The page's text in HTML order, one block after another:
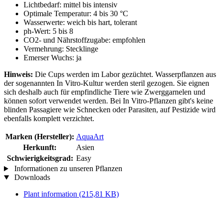
Lichtbedarf: mittel bis intensiv
Optimale Temperatur: 4 bis 30 °C
Wasserwerte: weich bis hart, tolerant
ph-Wert: 5 bis 8
CO2- und Nährstoffzugabe: empfohlen
Vermehrung: Stecklinge
Emerser Wuchs: ja
Hinweis: Die Cups werden im Labor gezüchtet. Wasserpflanzen aus
der sogenannten In Vitro-Kultur werden steril gezogen. Sie eignen
sich deshalb auch für empfindliche Tiere wie Zwerggarnelen und
können sofort verwendet werden. Bei In Vitro-Pflanzen gibt's keine
blinden Passagiere wie Schnecken oder Parasiten, auf Pestizide wird
ebenfalls komplett verzichtet.
Marken (Hersteller): AquaArt
Herkunft:
Asien
Schwierigkeitsgrad: Easy
Informationen zu unseren Pflanzen
Downloads
Plant information (215,81 KB)